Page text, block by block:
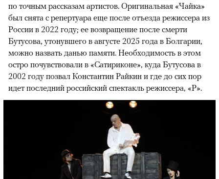
по точным рассказам артистов. Оригинальная «Чайка»
был снята с репертуара еще после отъезда режиссера из
России в 2022 году; ее возвращение после смерти
Бутусова, утонувшего в августе 2025 года в Болгарии,
можно назвать данью памяти. Необходимость в этом
остро почувствовали в «Сатириконе», куда Бутусова в
2002 году позвал Константин Райкин и где до сих пор
идет последний российский спектакль режиссера, «Р».